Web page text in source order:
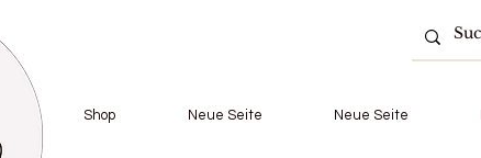
Shop Neue Seite Neue Seite